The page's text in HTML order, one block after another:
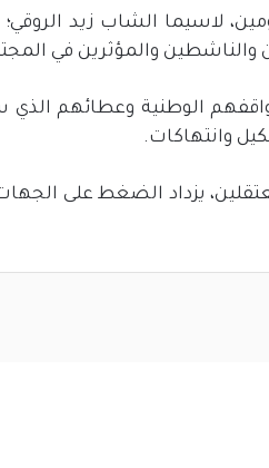
لاسيما الشاب زيد
والناشطين والمؤثرين في
الوطنية وعطائهم الذي
وانتهاكات.
يزداد الضغط على